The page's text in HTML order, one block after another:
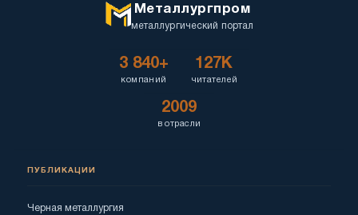
Металлургпром
металлургический портал
3 840+
компаний
127K
читателей
2009
в отрасли
ПУБЛИКАЦИИ
Черная металлургия